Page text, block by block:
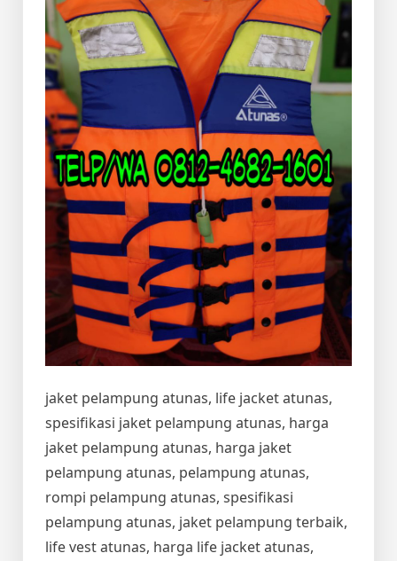
jaket pelampung atunas, life jacket atunas,
spesifikasi jaket pelampung atunas, harga
jaket pelampung atunas, harga jaket
pelampung atunas, pelampung atunas,
rompi pelampung atunas, spesifikasi
pelampung atunas, jaket pelampung terbaik,
life vest atunas, harga life jacket atunas,